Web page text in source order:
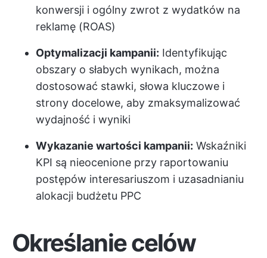
konwersji i ogólny zwrot z wydatków na
reklamę (ROAS)
Optymalizacji kampanii: Identyfikując
obszary o słabych wynikach, można
dostosować stawki, słowa kluczowe i
strony docelowe, aby zmaksymalizować
wydajność i wyniki
Wykazanie wartości kampanii: Wskaźniki
KPI są nieocenione przy raportowaniu
postępów interesariuszom i uzasadnianiu
alokacji budżetu PPC
Określanie celów